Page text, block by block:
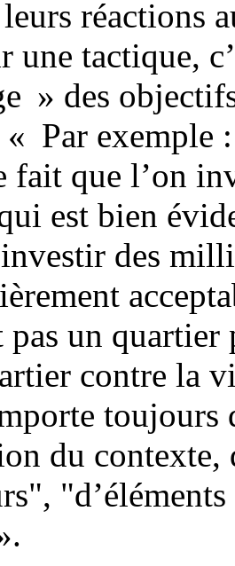
réactions
une tactique,
» des
« Par
fait que l’on
est bien
des
pas un
contre la
du contexte,